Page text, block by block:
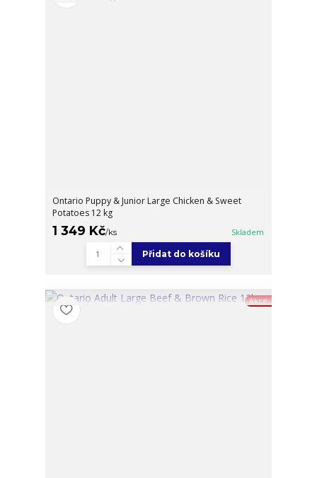
Ontario Puppy & Junior Large Chicken & Sweet
Potatoes 12 kg
1 349 Kč/ks Skladem
Přidat do košíku
Akce